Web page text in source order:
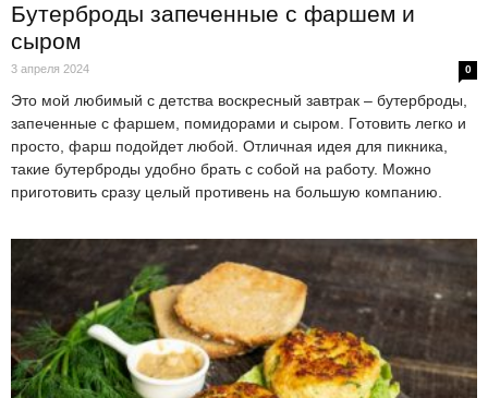
Бутерброды запеченные с фаршем и
сыром
3 апреля 2024 0
Это мой любимый с детства воскресный завтрак – бутерброды,
запеченные с фаршем, помидорами и сыром. Готовить легко и
просто, фарш подойдет любой. Отличная идея для пикника,
такие бутерброды удобно брать с собой на работу. Можно
приготовить сразу целый противень на большую компанию.